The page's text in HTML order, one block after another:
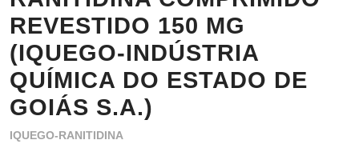
REVESTIDO 150 MG
(IQUEGO-INDÚSTRIA
QUÍMICA DO ESTADO DE
GOIÁS S.A.)
IQUEGO-RANITIDINA